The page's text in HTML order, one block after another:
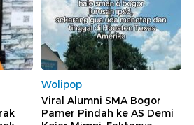
Wolipop
Viral Alumni SMA Bogor
Pamer Pindah ke AS Demi